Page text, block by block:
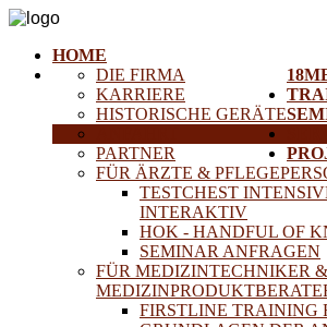
HOME
DIE FIRMA
KARRIERE
HISTORISCHE GERÄTE
PARTNER
FÜR ÄRZTE &
TESTCHEST
INTERAKTIV
HOK - HANDFUL OF
SEMINAR ANFRAGEN
FÜR MEDIZINTECHNIKER &
FIRSTLINE TRAINING